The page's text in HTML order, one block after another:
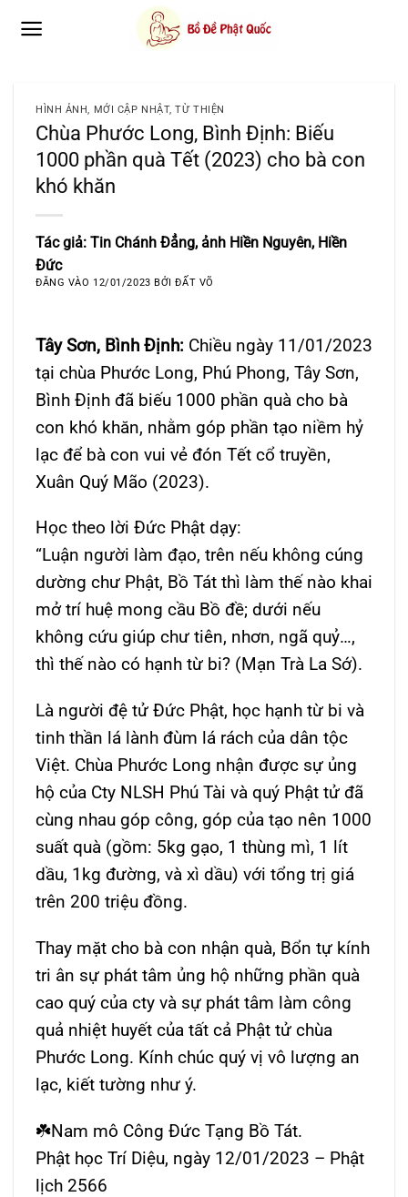
qua
HÌNH ẢNH, MỚI CẬP NHẬT,TỪ THIỆN
Chùa Phước Long, Bình Định: Biếu
1000 phần quà Tết (2023) cho bà con
khó khăn
Tác giả: Tin Chánh Đẳng, ảnh Hiền Nguyên, Hiền
Đức
ĐĂNG VÀO 12/01/2023 BỞIĐẤT VÕ
Tây Sơn, Bình Định: Chiều ngày 11/01/2023
tại chùa Phước Long, Phú Phong, Tây Sơn,
Bình Định đã biếu 1000 phần quà cho bà
con khó khăn, nhằm góp phần tạo niềm hỷ
lạc để bà con vui vẻ đón Tết cổ truyền,
Xuân Quý Mão (2023).
Học theo lời Đức Phật dạy:
“Luận người làm đạo, trên nếu không cúng
dường chư Phật, Bồ Tát thì làm thế nào khai
mở trí huệ mong cầu Bồ đề; dưới nếu
không cứu giúp chư tiên, nhơn, ngã quỷ…,
thì thế nào có hạnh từ bi? (Mạn Trà La Sớ).
Là người đệ tử Đức Phật, học hạnh từ bi và
tinh thần lá lành đùm lá rách của dân tộc
Việt. Chùa Phước Long nhận được sự ủng
hộ của Cty NLSH Phú Tài và quý Phật tử đã
cùng nhau góp công, góp của tạo nên 1000
suất quà (gồm: 5kg gạo, 1 thùng mì, 1 lít
dầu, 1kg đường, và xì dầu) với tổng trị giá
trên 200 triệu đồng.
Thay mặt cho bà con nhận quà, Bổn tự kính
tri ân sự phát tâm ủng hộ những phần quà
cao quý của cty và sự phát tâm làm công
quả nhiệt huyết của tất cả Phật tử chùa
Phước Long. Kính chúc quý vị vô lượng an
lạc, kiết tường như ý.
☘️Nam mô Công Đức Tạng Bồ Tát.
Phật học Trí Diệu, ngày 12/01/2023 – Phật
lịch 2566